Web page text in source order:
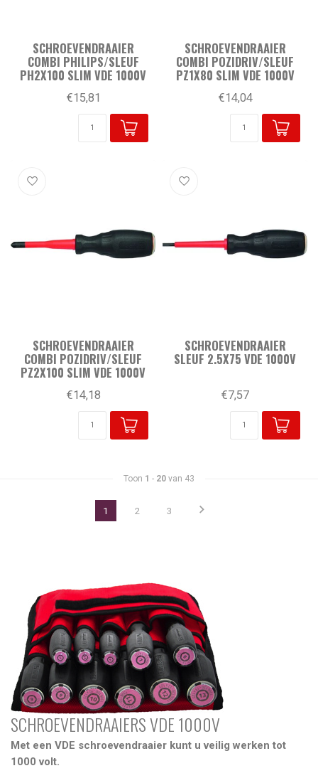
SCHROEVENDRAAIER
COMBI PHILIPS/SLEUF
PH2X100 SLIM VDE 1000V
€15,81
SCHROEVENDRAAIER
COMBI POZIDRIV/SLEUF
PZ1X80 SLIM VDE 1000V
€14,04
SCHROEVENDRAAIER
COMBI POZIDRIV/SLEUF
PZ2X100 SLIM VDE 1000V
€14,18
SCHROEVENDRAAIER
SLEUF 2.5X75 VDE 1000V
€7,57
Toon 1 - 20 van 43
1 2 3
SCHROEVENDRAAIERS VDE 1000V
Met een VDE schroevendraaier kunt u veilig werken tot
1000 volt.